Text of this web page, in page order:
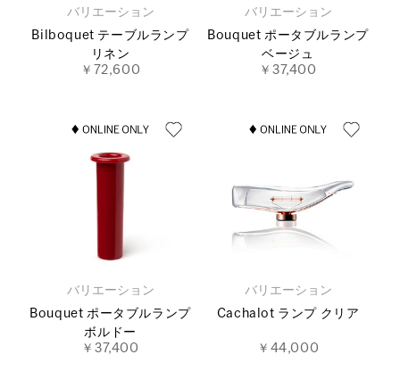
バリエーション
Bilboquet テーブルランプ
リネン
￥72,600
バリエーション
Bouquet ポータブルランプ
ベージュ
￥37,400
バリエーション
Bouquet ポータブルランプ
ボルドー
￥37,400
バリエーション
Cachalot ランプ クリア
￥44,000